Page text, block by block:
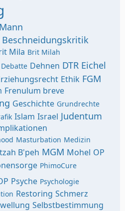
Beschneidungskritik
Mila Brit Milah
Debatte Dehnen DTR Eichel
Ethik FGM
Frenulum breve
Geschichte Grundrechte
Islam Israel Judentum
Masturbation Medizin
B'peh MGM Mohel OP
PhimoCure
Psyche Psychologie
Restoring Schmerz
Selbstbestimmung